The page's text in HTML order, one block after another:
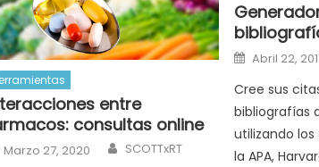
entre
consultas online
Posted
on
Marzo 27, 2020 Author
SCOTTxRT
Posted
on
Abril 22,
Cree sus
bibliografías
utilizando
la APA,